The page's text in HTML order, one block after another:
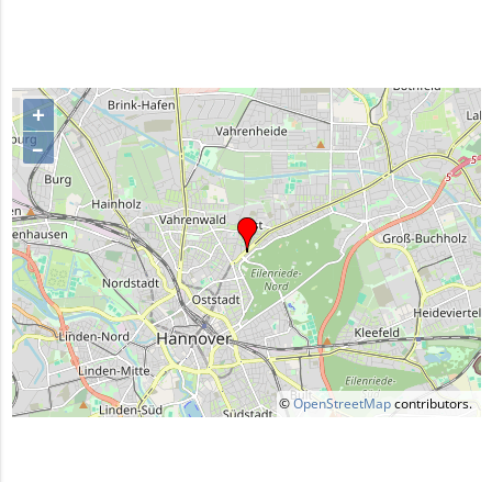
+
–
©OpenStreetMapcontributors.